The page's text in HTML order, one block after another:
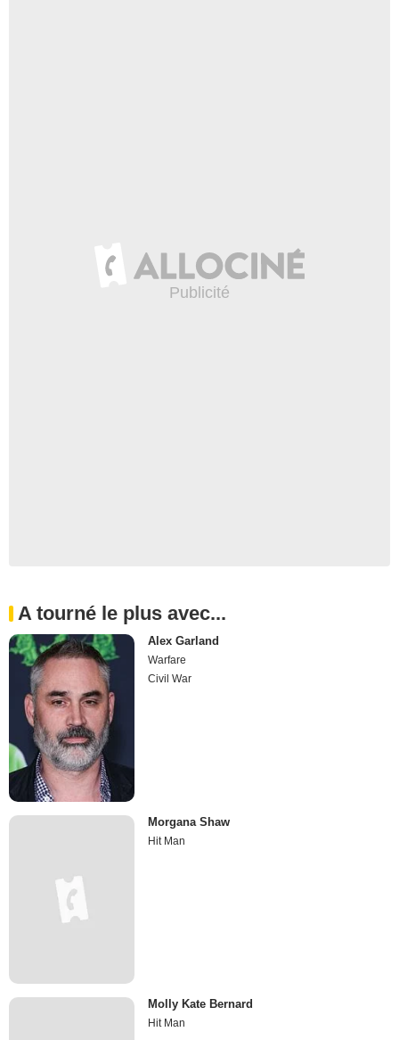
A tourné le plus avec...
Alex Garland
Warfare
Civil War
Morgana Shaw
Hit Man
Molly Kate Bernard
Hit Man